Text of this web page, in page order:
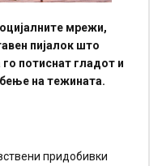
мрежи,
пијалок што
потиснат гладот и
на тежината.
придобивки